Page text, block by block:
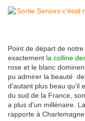
Point de départ de notre
exactement la colline
rose et le blanc
pu admirer la beauté
d'autant plus beau qu'il
du sud de la France,
a plus d'un millénaire.
rapporte à